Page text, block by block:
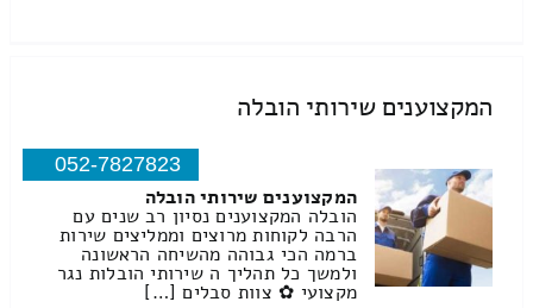
המקצוענים שירותי הובלה
052-7827823
המקצוענים שירותי הובלה
הובלה המקצוענים נסיון רב שנים עם
הרבה לקוחות מרוצים וממליצים שירות
ברמה הכי גבוהה מהשיחה הראשונה
ולמשך כל תהליך ה שירותי הובלות נגר
מקצועי ✿ צוות סבלים […]